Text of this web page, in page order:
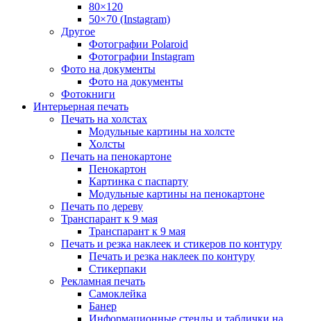
80×120
50×70 (Instagram)
Другое
Фотографии Polaroid
Фотографии Instagram
Фото на документы
Фото на документы
Фотокниги
Интерьерная печать
Печать на холстах
Модульные картины на холсте
Холсты
Печать на пенокартоне
Пенокартон
Картинка с паспарту
Модульные картины на пенокартоне
Печать по дереву
Транспарант к 9 мая
Транспарант к 9 мая
Печать и резка наклеек и стикеров по контуру
Печать и резка наклеек по контуру
Стикерпаки
Рекламная печать
Самоклейка
Банер
Информационные стенды и таблички на